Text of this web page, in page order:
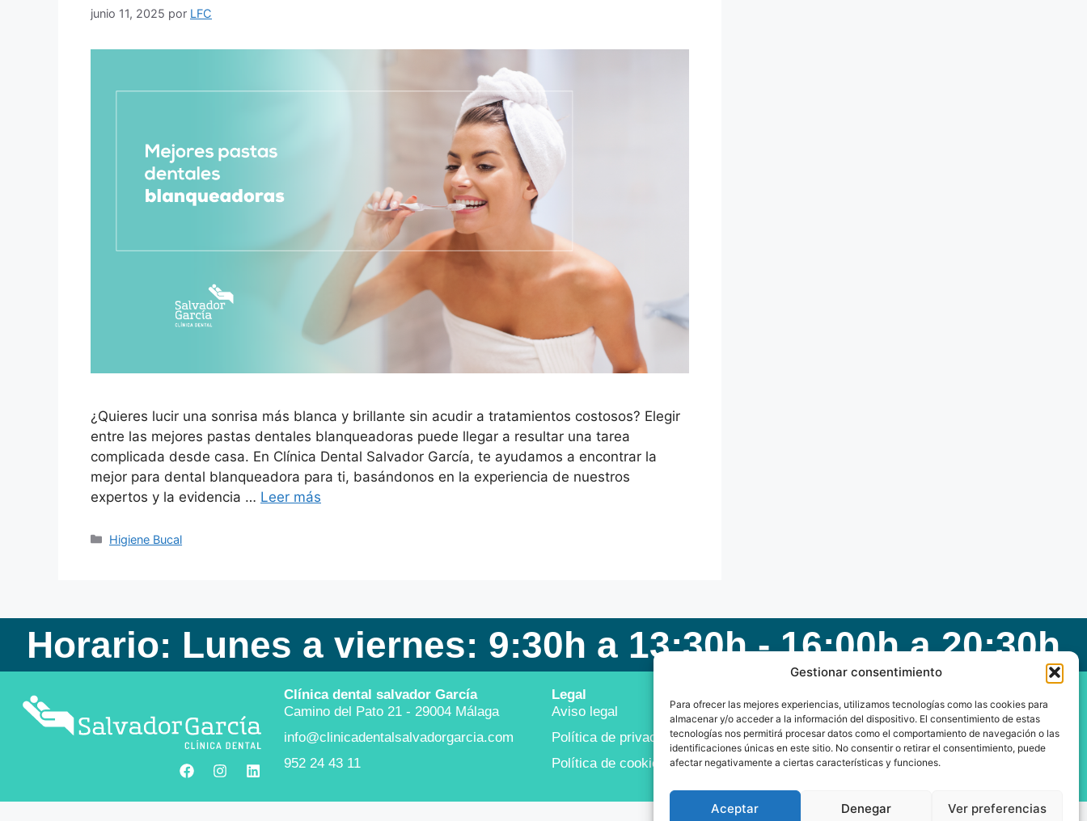
Gestionar consentimiento
Para ofrecer las mejores experiencias, utilizamos tecnologías como las cookies para
almacenar y/o acceder a la información del dispositivo. El consentimiento de estas
tecnologías nos permitirá procesar datos como el comportamiento de navegación o las
identificaciones únicas en este sitio. No consentir o retirar el consentimiento, puede
afectar negativamente a ciertas características y funciones.
Aceptar Denegar Ver preferencias
junio 11, 2025 por LFC
¿Quieres lucir una sonrisa más blanca y brillante sin acudir a tratamientos costosos? Elegir
entre las mejores pastas dentales blanqueadoras puede llegar a resultar una tarea
complicada desde casa. En Clínica Dental Salvador García, te ayudamos a encontrar la
mejor para dental blanqueadora para ti, basándonos en la experiencia de nuestros
expertos y la evidencia … Leer más
Higiene Bucal
Horario: Lunes a viernes: 9:30h a 13:30h - 16:00h a 20:30h
Clínica dental salvador García
Camino del Pato 21 - 29004 Málaga
info@clinicadentalsalvadorgarcia.com
952 24 43 11
Legal
Aviso legal
Política de privacidad
Política de cookies